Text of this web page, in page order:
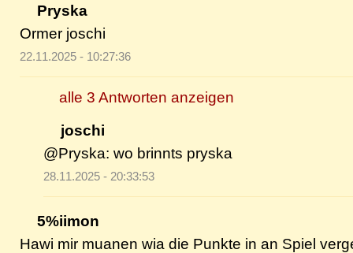
Pryska
Ormer joschi
22.11.2025 - 10:27:36
alle 3 Antworten anzeigen
joschi
@Pryska: wo brinnts pryska
28.11.2025 - 20:33:53
5%iimon
Hawi mir muanen wia die Punkte in an Spiel